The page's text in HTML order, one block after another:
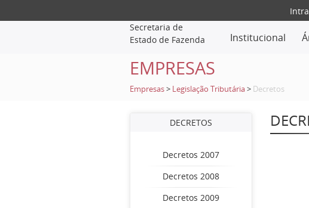
Secretaria de
Estado de Fazenda
Institucional
EMPRESAS
Empresas > Legislação Tributária > Decretos
DECRETOS
Decretos 2007
Decretos 2008
Decretos 2009